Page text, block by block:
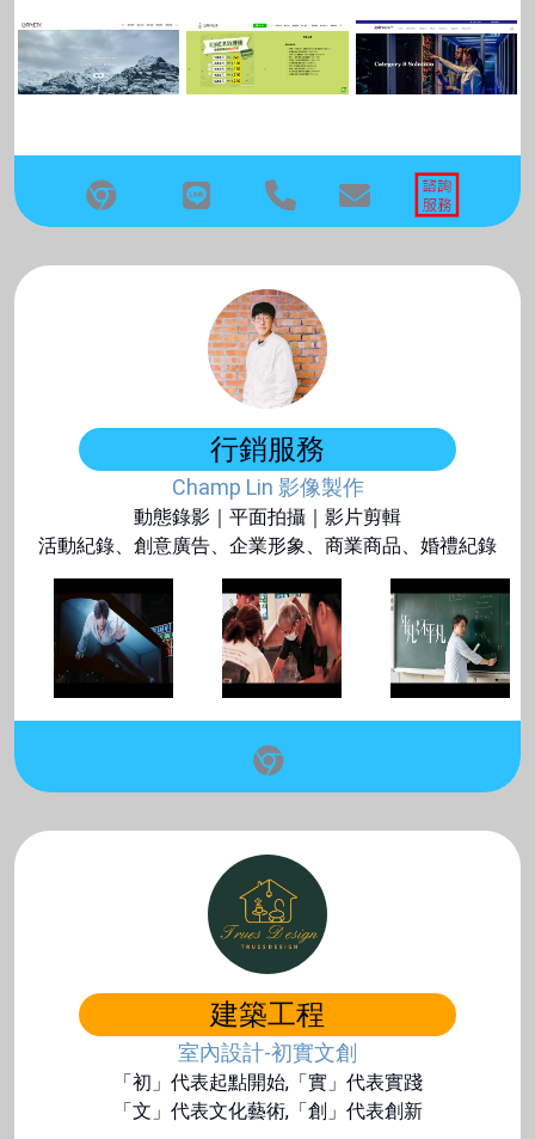
行銷服務
Champ Lin 影像製作
動態錄影｜平面拍攝｜影片剪輯
活動紀錄、創意廣告、企業形象、商業商品、婚禮紀錄
建築工程
室內設計-初實文創
「初」代表起點開始,「實」代表實踐
「文」代表文化藝術,「創」代表創新